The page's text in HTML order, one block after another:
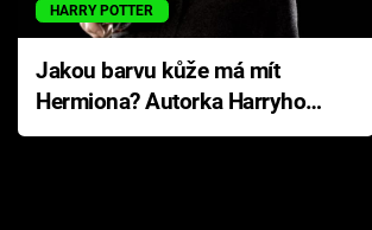
HARRY POTTER
Jakou barvu kůže má mít
Hermiona? Autorka Harryho
Pottera přišla s ráznou